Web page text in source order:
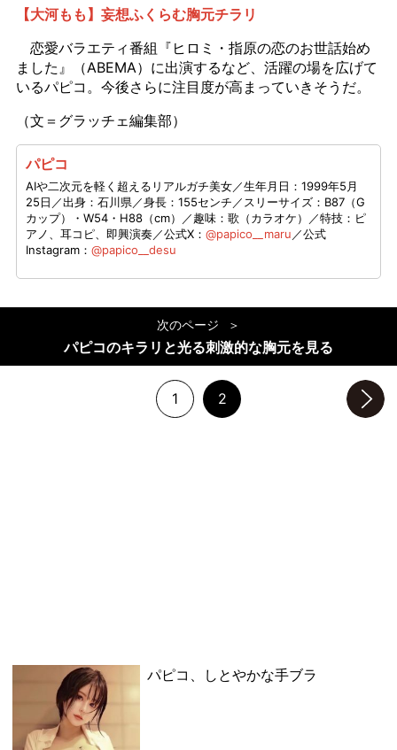
【大河もも】妄想ふくらむ胸元チラリ
恋愛バラエティ番組『ヒロミ・指原の恋のお世話始め
ました』（ABEMA）に出演するなど、活躍の場を広げて
いるパピコ。今後さらに注目度が高まっていきそうだ。
（文＝グラッチェ編集部）
パピコ
AIや二次元を軽く超えるリアルガチ美女／生年月日：1999年5月
25日／出身：石川県／身長：155センチ／スリーサイズ：B87（G
カップ）・W54・H88（cm）／趣味：歌（カラオケ）／特技：ピ
アノ、耳コピ、即興演奏／公式X： @papico__maru ／公式
Instagram： @papico__desu
次のページ
パピコのキラリと光る刺激的な胸元を見る
1 2
パピコ、しとやかな手ブラ